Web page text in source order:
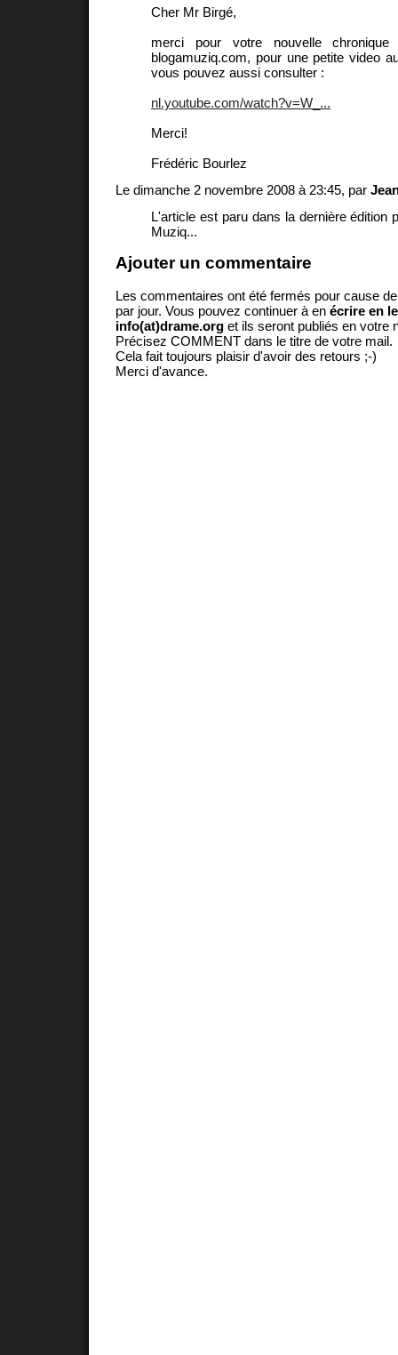
Cher Mr Birgé,
merci pour votre nouvelle
blogamuziq.com, pour une petite video
vous pouvez aussi consulter :
nl.youtube.com/watch?v=W_...
Merci!
Frédéric Bourlez
Le dimanche 2 novembre 2008 à 23:45, par
L'article est paru dans la dernière édition
Muziq...
Ajouter un commentaire
Les commentaires ont été fermés pour cause
par jour. Vous pouvez continuer à en écrire en
info(at)drame.org et ils seront publiés en votre
Précisez COMMENT dans le titre de votre mail.
Cela fait toujours plaisir d'avoir des retours ;-)
Merci d'avance.